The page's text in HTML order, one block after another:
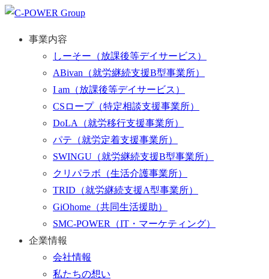
事業内容
しーそー （放課後等デイサービス）
ABivan （就労継続支援B型事業所）
I am （放課後等デイサービス）
CSロープ（特定相談支援事業所）
DoLA
（就労移行支援事業所）
パテ （就労定着支援事業所）
SWINGU （就労継続支援B型事業所）
クリパラボ （生活介護事業所）
TRID （就労継続支援A型事業所）
GiOhome （共同生活援助）
SMC-POWER
（IT・マーケティング）
企業情報
会社情報
私たちの想い